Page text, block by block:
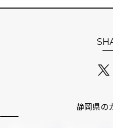
静岡県の